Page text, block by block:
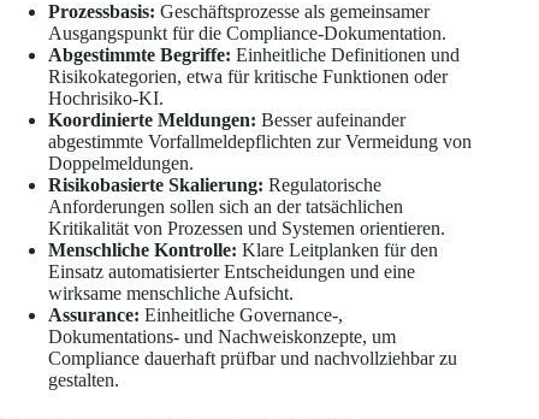
Prozessbasis: Geschäftsprozesse als gemeinsamer
Ausgangspunkt für die Compliance-Dokumentation.
Abgestimmte Begriffe: Einheitliche Definitionen und
Risikokategorien, etwa für kritische Funktionen oder
Hochrisiko-KI.
Koordinierte Meldungen: Besser aufeinander
abgestimmte Vorfallmeldepflichten zur Vermeidung von
Doppelmeldungen.
Risikobasierte Skalierung: Regulatorische
Anforderungen sollen sich an der tatsächlichen
Kritikalität von Prozessen und Systemen orientieren.
Menschliche Kontrolle: Klare Leitplanken für den
Einsatz automatisierter Entscheidungen und eine
wirksame menschliche Aufsicht.
Assurance: Einheitliche Governance-,
Dokumentations- und Nachweiskonzepte, um
Compliance dauerhaft prüfbar und nachvollziehbar zu
gestalten.